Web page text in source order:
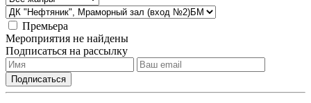
Премьера
Мероприятия не найдены
Подписаться на рассылку